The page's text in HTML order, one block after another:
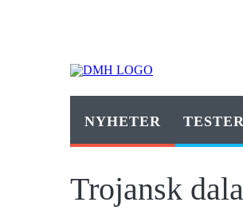
NYHETER
Trojansk